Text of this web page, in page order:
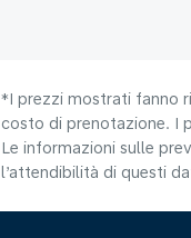
*I prezzi mostrati fanno
costo di prenotazione. I
Le informazioni sulle
l’attendibilità di questi